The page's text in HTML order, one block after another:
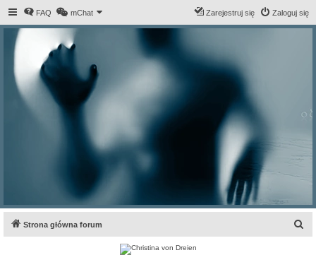
FAQ mChat Zaloguj się
Zarejestruj się
Strona główna forum